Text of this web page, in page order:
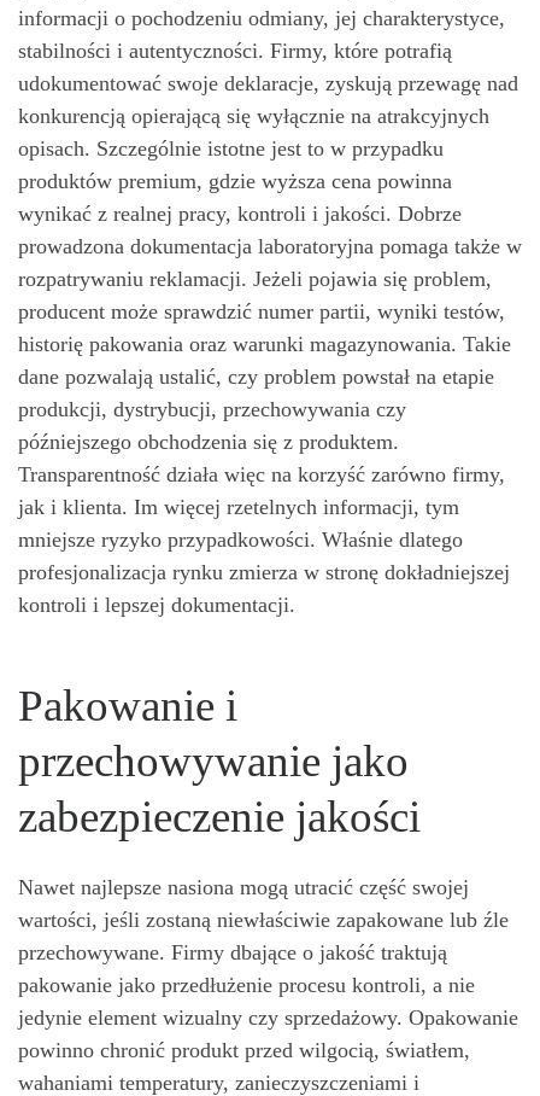
informacji o pochodzeniu odmiany, jej charakterystyce,
stabilności i autentyczności. Firmy, które potrafią
udokumentować swoje deklaracje, zyskują przewagę nad
konkurencją opierającą się wyłącznie na atrakcyjnych
opisach. Szczególnie istotne jest to w przypadku
produktów premium, gdzie wyższa cena powinna
wynikać z realnej pracy, kontroli i jakości. Dobrze
prowadzona dokumentacja laboratoryjna pomaga także w
rozpatrywaniu reklamacji. Jeżeli pojawia się problem,
producent może sprawdzić numer partii, wyniki testów,
historię pakowania oraz warunki magazynowania. Takie
dane pozwalają ustalić, czy problem powstał na etapie
produkcji, dystrybucji, przechowywania czy
późniejszego obchodzenia się z produktem.
Transparentność działa więc na korzyść zarówno firmy,
jak i klienta. Im więcej rzetelnych informacji, tym
mniejsze ryzyko przypadkowości. Właśnie dlatego
profesjonalizacja rynku zmierza w stronę dokładniejszej
kontroli i lepszej dokumentacji.
Pakowanie i
przechowywanie jako
zabezpieczenie jakości
Nawet najlepsze nasiona mogą utracić część swojej
wartości, jeśli zostaną niewłaściwie zapakowane lub źle
przechowywane. Firmy dbające o jakość traktują
pakowanie jako przedłużenie procesu kontroli, a nie
jedynie element wizualny czy sprzedażowy. Opakowanie
powinno chronić produkt przed wilgocią, światłem,
wahaniami temperatury, zanieczyszczeniami i